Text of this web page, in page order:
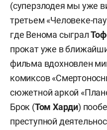
(суперзлодея мы уже
третьем «Человеке-
где Венома сыграл
прокат уже в
фильма вдохновлен
комиксов
сюжетной аркой
Брок (Том Харди)
преступной